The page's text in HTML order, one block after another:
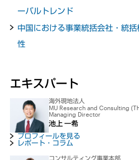
ーバルトレンド
中国における事業統括会社・統
性
エキスパート
海外現地法人
MU Research and Consulting
Managing Director
池上 一希
プロフィールを見る
レポート・コラム
コンサルティング事業本部